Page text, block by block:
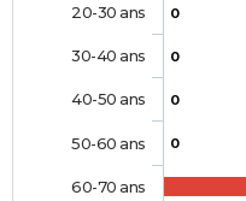
0
0
0
0
20-30 ans
30-40 ans
40-50 ans
50-60 ans
60-70 ans